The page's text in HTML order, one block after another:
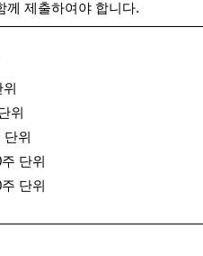
께 제출하여야 합니다.
위
단위
주 단위
주 단위